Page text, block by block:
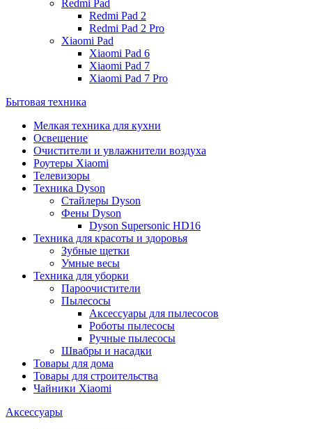
Redmi Pad
Redmi Pad 2
Redmi Pad 2 Pro
Xiaomi Pad
Xiaomi Pad 6
Xiaomi Pad 7
Xiaomi Pad 7 Pro
Бытовая техника
Мелкая техника для кухни
Освещение
Очистители и увлажнители воздуха
Роутеры Xiaomi
Телевизоры
Техника Dyson
Стайлеры Dyson
Фены Dyson
Dyson Supersonic HD16
Техника для красоты и здоровья
Зубные щетки
Умные весы
Техника для уборки
Пароочистители
Пылесосы
Аксессуары для пылесосов
Роботы пылесосы
Ручные пылесосы
Швабры и насадки
Товары для дома
Товары для строительства
Чайники Xiaomi
Аксессуары